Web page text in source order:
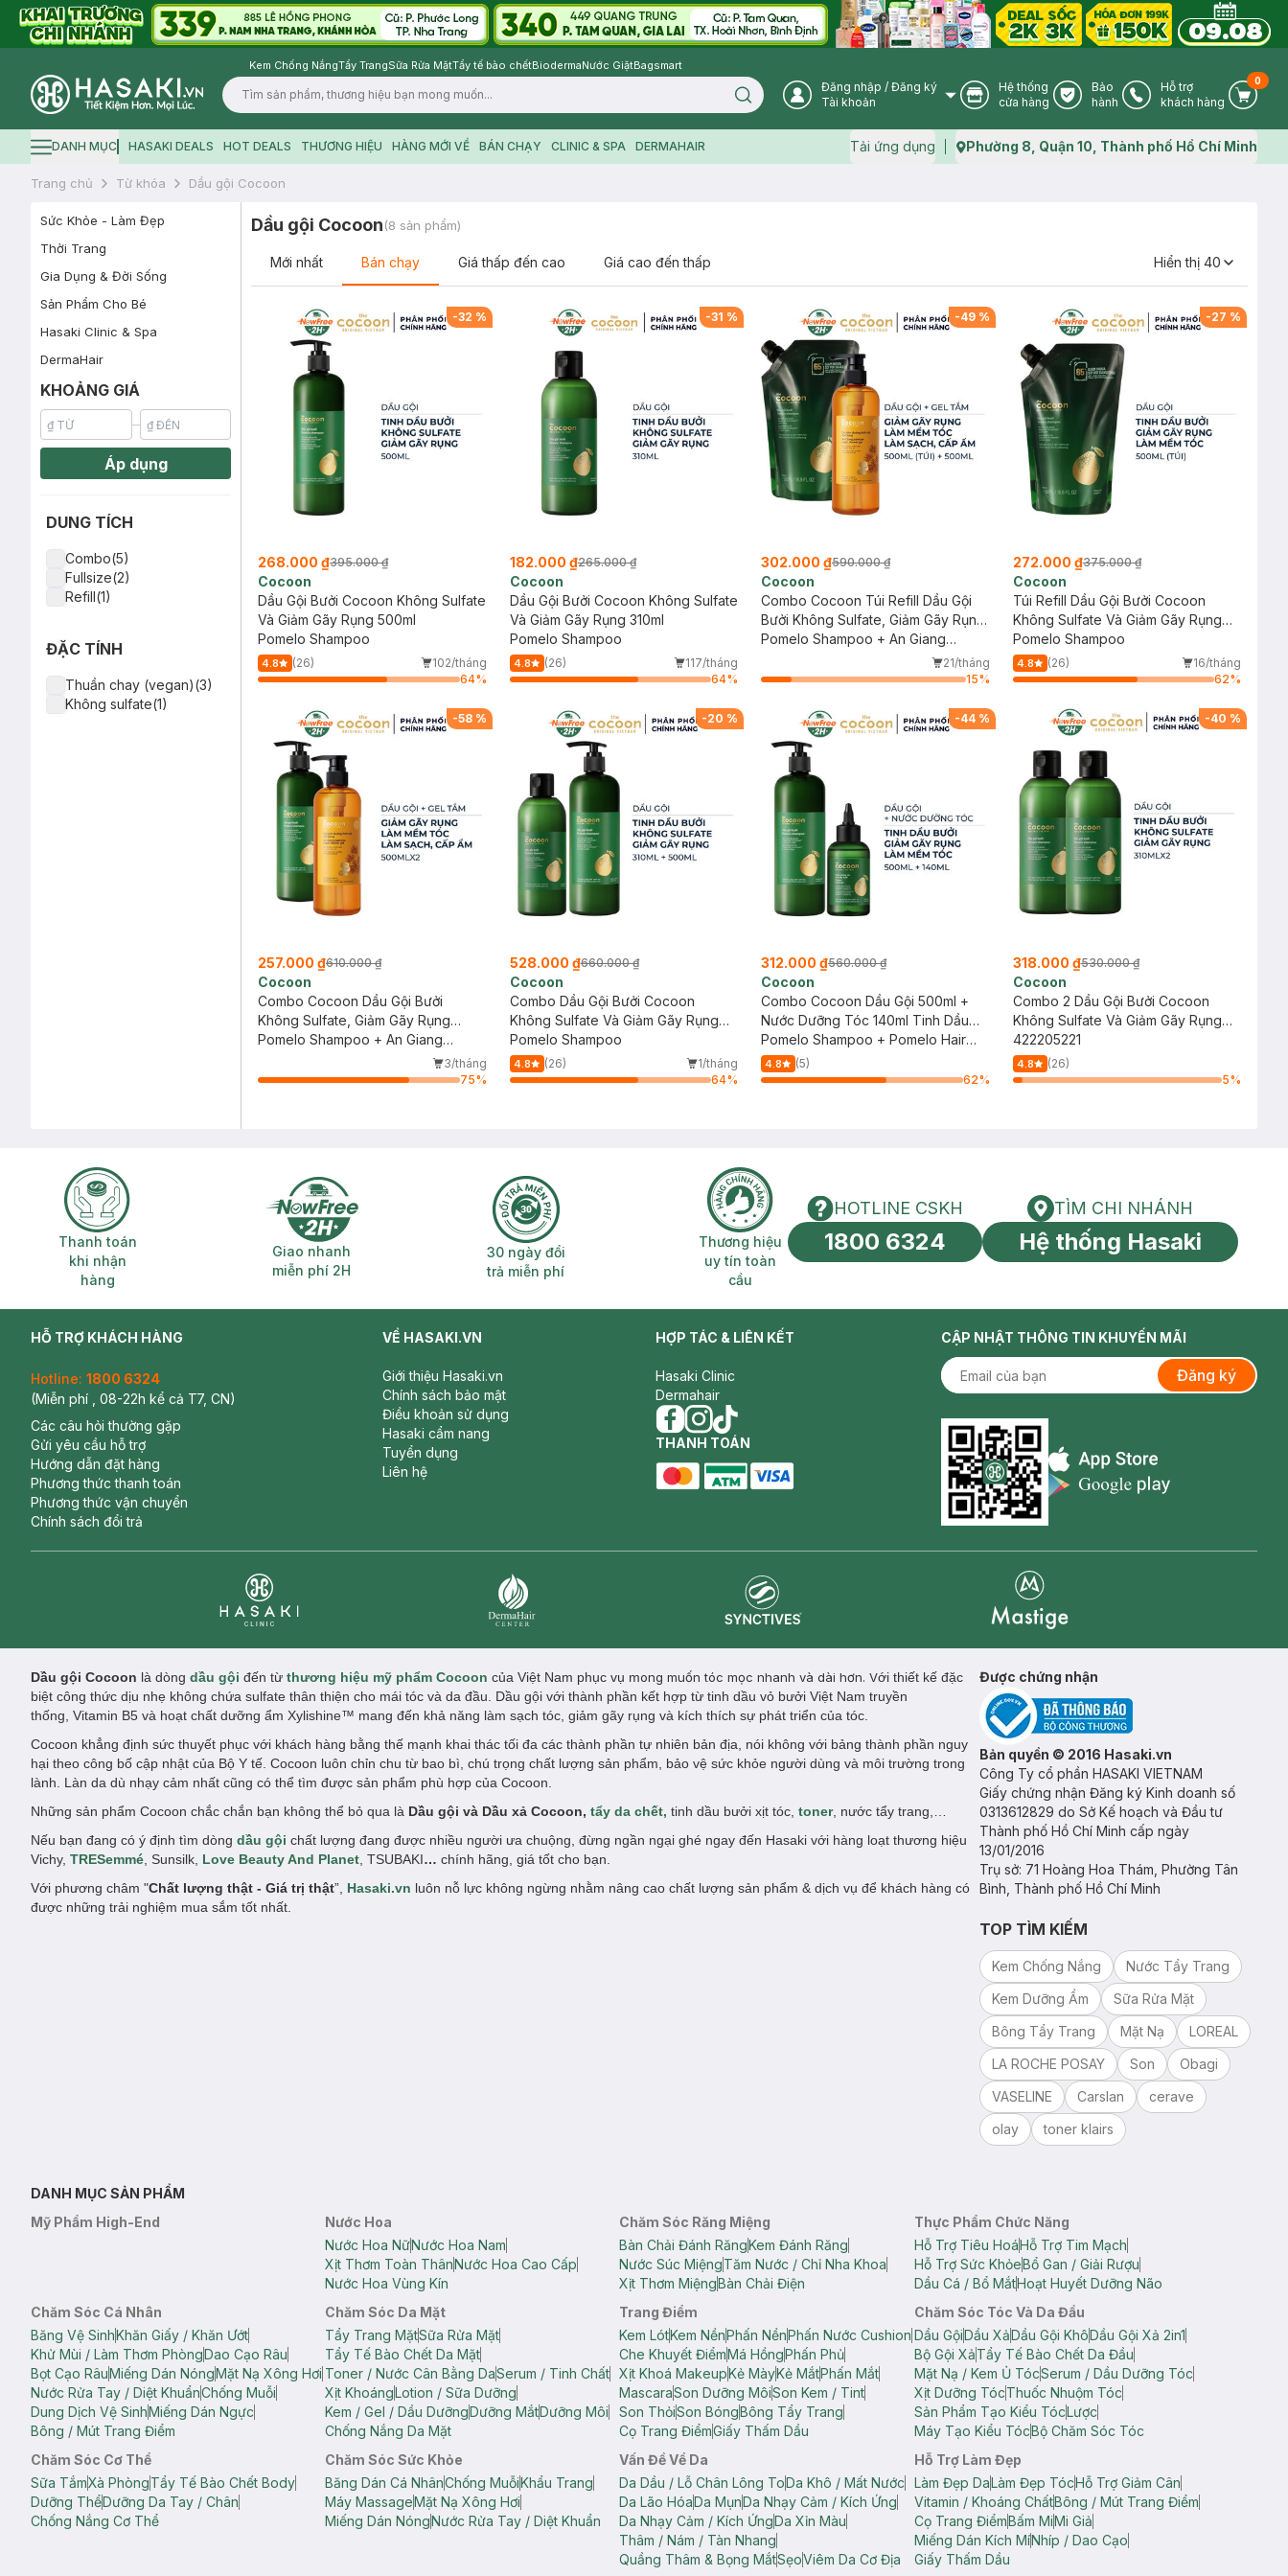
Kem Chống NắngTẩy TrangSữa Rửa MặtTẩy tế bào chếtBiodermaNước GiặtBagsmart
Logo
Search icon User Icon
Đăng nhập / Đăng ký
Tài khoản
Store Icon
Hệ thống
cửa hàng
Warranty Icon
Bảo
hành
Phone Icon
Hỗ trợ
khách hàng
Cart
0
Hamburger icon
DANH MỤC HASAKI DEALS HOT DEALS THƯƠNG HIỆU HÀNG MỚI VỀ BÁN CHẠY CLINIC & SPA DERMAHAIR Tải ứng dụng Map icon
Phường 8, Quận 10, Thành phố Hồ Chí Minh
Trang chủ Từ khóa Dầu gội Cocoon
Sức Khỏe - Làm Đẹp
Thời Trang
Gia Dụng & Đời Sống
Sản Phẩm Cho Bé
Hasaki Clinic & Spa
DermaHair
KHOẢNG GIÁ
Áp dụng
DUNG TÍCH
Combo(5)
Fullsize(2)
Refill(1)
ĐẶC TÍNH
Thuần chay (vegan)(3)
Không sulfate(1)
Dầu gội Cocoon(8 sản phẩm)
Mới nhất Bán chạy Giá thấp đến cao Giá cao đến thấp Hiển thị 40
-32 %
268.000 ₫395.000 ₫
Cocoon
Dầu Gội Bưởi Cocoon Không Sulfate
Và Giảm Gãy Rụng 500ml
Pomelo Shampoo
4.8 (26)
102/tháng
64%
-31 %
182.000 ₫265.000 ₫
Cocoon
Dầu Gội Bưởi Cocoon Không Sulfate
Và Giảm Gãy Rụng 310ml
Pomelo Shampoo
4.8 (26)
117/tháng
64%
-49%
302.000 ₫590.000 ₫
Cocoon
Combo Cocoon Túi Refill Dầu Gội
Bưởi Không Sulfate, Giảm Gãy Rụng
500ml + Gel Tắm Đường Thốt Nốt
Pomelo Shampoo + An Giang
21/tháng
15%
-27 %
272.000 ₫375.000 ₫
Cocoon
Túi Refill Dầu Gội Bưởi Cocoon
Không Sulfate Và Giảm Gãy Rụng
500ml
Pomelo Shampoo
4.8 (26)
16/tháng
62%
-58%
257.000 ₫610.000 ₫
Cocoon
Combo Cocoon Dầu Gội Bưởi
Không Sulfate, Giảm Gãy Rụng
500ml + Gel Tắm Đường Thốt Nốt
Pomelo Shampoo + An Giang
3/tháng
75%
-20 %
528.000 ₫660.000 ₫
Cocoon
Combo Dầu Gội Bưởi Cocoon
Không Sulfate Và Giảm Gãy Rụng
310ml+500ml
Pomelo Shampoo
4.8 (26)
1/tháng
64%
-44%
312.000 ₫560.000 ₫
Cocoon
Combo Cocoon Dầu Gội 500ml +
Nước Dưỡng Tóc 140ml Tinh Dầu
Bưởi
Pomelo Shampoo + Pomelo Hair
Tonic
4.8
(5)
62%
-40 %
318.000 ₫530.000 ₫
Cocoon
Combo 2 Dầu Gội Bưởi Cocoon
Không Sulfate Và Giảm Gãy Rụng
310ml
422205221
4.8
(26)
5%
Thanh toán khi nhận hàng
Thanh toán
khi nhận
hàng
Giao nhanh miễn phí 2H
Giao nhanh
miễn phí 2H
30 ngày đổi trả miễn phí
30 ngày đổi
trả miễn phí
Thương hiệu uy tín toàn cầu
Thương hiệu
uy tín toàn
cầu
HOTLINE CSKH
HOTLINE CSKH
1800 6324
Tìm chi nhánh
TÌM CHI NHÁNH
Hệ thống Hasaki
HỖ TRỢ KHÁCH HÀNG
Hotline: 1800 6324
(Miễn phí , 08-22h kể cả T7, CN)
Các câu hỏi thường gặp
Gửi yêu cầu hỗ trợ
Hướng dẫn đặt hàng
Phương thức thanh toán
Phương thức vận chuyển
Chính sách đổi trả
VỀ HASAKI.VN
Giới thiệu Hasaki.vn
Chính sách bảo mật
Điều khoản sử dụng
Hasaki cẩm nang
Tuyển dụng
Liên hệ
HỢP TÁC & LIÊN KẾT
Hasaki Clinic
Dermahair
facebook
instagram
tiktok
THANH TOÁN
CẬP NHẬT THÔNG TIN KHUYẾN MÃI
Đăng ký
Appstore icon
Dầu gội Cocoon là dòng dầu gội đến từ thương hiệu mỹ phẩm Cocoon của Việt Nam phục vụ mong muốn tóc mọc nhanh và dài hơn. Với thiết kế đặc
biệt công thức dịu nhẹ không chứa sulfate thân thiện cho mái tóc và da đầu. Dầu gội với thành phần kết hợp từ tinh dầu vỏ bưởi Việt Nam truyền
thống, Vitamin B5 và hoạt chất dưỡng ẩm Xylishine™ mang đến khả năng làm sạch tóc, giảm gãy rụng và kích thích sự phát triển của tóc.
Cocoon khẳng định sức thuyết phục với khách hàng bằng thế mạnh khai thác tối đa các thành phần tự nhiên bản địa, nói không với bảng thành phần nguy
hại theo công bố cập nhật của Bộ Y tế. Cocoon luôn chỉn chu từ bao bì, chú trọng chất lượng sản phẩm, bảo vệ sức khỏe người dùng và môi trường trong
lành. Làn da dù nhạy cảm nhất cũng có thể tìm được sản phẩm phù hợp của Cocoon.
Những sản phẩm Cocoon chắc chắn bạn không thể bỏ qua là Dầu gội và Dầu xả Cocoon, tẩy da chết, tinh dầu bưởi xịt tóc, toner, nước tẩy trang,…
Nếu bạn đang có ý định tìm dòng dầu gội chất lượng đang được nhiều người ưa chuộng, đừng ngần ngại ghé ngay đến Hasaki với hàng loạt thương hiệu
Vichy, TRESemmé , Sunsilk, Love Beauty And Planet , TSUBAKI… chính hãng, giá tốt cho bạn.
Với phương châm "Chất lượng thật - Giá trị thật”, Hasaki.vn luôn nỗ lực không ngừng nhằm nâng cao chất lượng sản phẩm & dịch vụ để khách hàng có
được những trải nghiệm mua sắm tốt nhất.
Được chứng nhận
Bản quyền © 2016 Hasaki.vn
Công Ty cổ phần HASAKI VIETNAM
Giấy chứng nhận Đăng ký Kinh doanh số
0313612829 do Sở Kế hoạch và Đầu tư
Thành phố Hồ Chí Minh cấp ngày
13/01/2016
Trụ sở: 71 Hoàng Hoa Thám, Phường Tân
Bình, Thành phố Hồ Chí Minh
TOP TÌM KIẾM
Kem Chống Nắng
Nước Tẩy Trang
Kem Dưỡng Ẩm
Sữa Rửa Mặt
Bông Tẩy Trang
Mặt Nạ
LOREAL
LA ROCHE POSAY
Son
Obagi
VASELINE
Carslan
cerave
olay
toner klairs
DANH MỤC SẢN PHẨM
Mỹ Phẩm High-End
Nước Hoa
Nước Hoa NữNước Hoa Nam
Xịt Thơm Toàn ThânNước Hoa Cao Cấp
Nước Hoa Vùng Kín
Chăm Sóc Răng Miệng
Bàn Chải Đánh RăngKem Đánh Răng
Nước Súc MiệngTăm Nước / Chỉ Nha Khoa
Xịt Thơm MiệngBàn Chải Điện
Thực Phẩm Chức Năng
Hỗ Trợ Tiêu HoáHỗ Trợ Tim Mạch
Hỗ Trợ Sức KhỏeBổ Gan / Giải Rượu
Dầu Cá / Bổ MắtHoạt Huyết Dưỡng Não
Chăm Sóc Cá Nhân
Băng Vệ SinhKhăn Giấy / Khăn Ướt
Khử Mùi / Làm Thơm PhòngDao Cạo Râu
Bọt Cạo RâuMiếng Dán NóngMặt Nạ Xông Hơi
Nước Rửa Tay / Diệt KhuẩnChống Muỗi
Dung Dịch Vệ SinhMiếng Dán Ngực
Bông / Mút Trang Điểm
Chăm Sóc Da Mặt
Tẩy Trang MặtSữa Rửa Mặt
Tẩy Tế Bào Chết Da Mặt
Toner / Nước Cân Bằng DaSerum / Tinh Chất
Xịt KhoángLotion / Sữa Dưỡng
Kem / Gel / Dầu DưỡngDưỡng MắtDưỡng Môi
Chống Nắng Da Mặt
Trang Điểm
Kem LótKem NềnPhấn NềnPhấn Nước Cushion
Che Khuyết ĐiểmMá HồngPhấn Phủ
Xịt Khoá MakeupKẻ MàyKẻ MắtPhấn Mắt
MascaraSon Dưỡng MôiSon Kem / Tint
Son ThỏiSon BóngBông Tẩy Trang
Cọ Trang ĐiểmGiấy Thấm Dầu
Chăm Sóc Tóc Và Da Đầu
Dầu GộiDầu XảDầu Gội KhôDầu Gội Xả 2in1
Bộ Gội XảTẩy Tế Bào Chết Da Đầu
Mặt Nạ / Kem Ủ TócSerum / Dầu Dưỡng Tóc
Xịt Dưỡng TócThuốc Nhuộm Tóc
Sản Phẩm Tạo Kiểu TócLược
Máy Tạo Kiểu TócBộ Chăm Sóc Tóc
Chăm Sóc Cơ Thể
Sữa TắmXà PhòngTẩy Tế Bào Chết Body
Dưỡng ThểDưỡng Da Tay / Chân
Chống Nắng Cơ Thể
Chăm Sóc Sức Khỏe
Băng Dán Cá NhânChống MuỗiKhẩu Trang
Máy MassageMặt Nạ Xông Hơi
Miếng Dán NóngNước Rửa Tay / Diệt Khuẩn
Vấn Đề Về Da
Da Dầu / Lỗ Chân Lông ToDa Khô / Mất Nước
Da Lão HóaDa MụnDa Nhạy Cảm / Kích Ứng
Da Nhạy Cảm / Kích ỨngDa Xỉn Màu
Thâm / Nám / Tàn Nhang
Quầng Thâm & Bọng MắtSẹoViêm Da Cơ Địa
Hỗ Trợ Làm Đẹp
Làm Đẹp DaLàm Đẹp TócHỗ Trợ Giảm Cân
Vitamin / Khoáng ChấtBông / Mút Trang Điểm
Cọ Trang ĐiểmBấm MiMi Giả
Miếng Dán Kích MíNhíp / Dao Cạo
Giấy Thấm Dầu